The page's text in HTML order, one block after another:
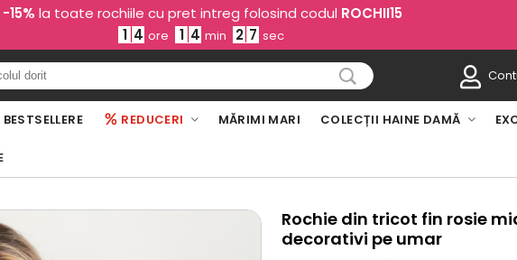
-15% la toate rochiile cu pret intreg folosind codul ROCHII15
1 4 ore 1 4 min 2 6 sec
BESTSELLERE REDUCERI MĂRIMI MARI COLECȚII HAINE DAMĂ
Rochie din tricot fin rosie
decorativi pe umar